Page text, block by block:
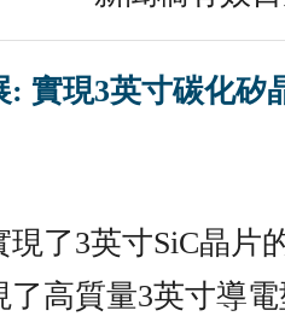
: 實現3英寸碳化矽
了3英寸SiC晶片
高質量3英寸導